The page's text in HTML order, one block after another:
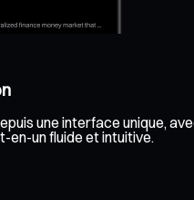
une interface unique,
en-un fluide et intuitive.